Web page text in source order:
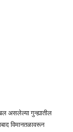
असलेल्या गुन्ह्यातील
विमानतळावरून